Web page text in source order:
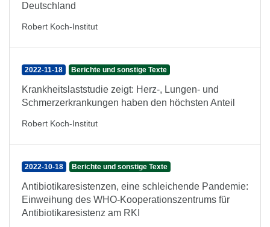
Deutschland
Robert Koch-Institut
2022-11-18 Berichte und sonstige Texte
Krankheitslaststudie zeigt: Herz-, Lungen- und
Schmerzerkrankungen haben den höchsten Anteil
Robert Koch-Institut
2022-10-18 Berichte und sonstige Texte
Antibiotikaresistenzen, eine schleichende Pandemie:
Einweihung des WHO-Kooperationszentrums für
Antibiotikaresistenz am RKI